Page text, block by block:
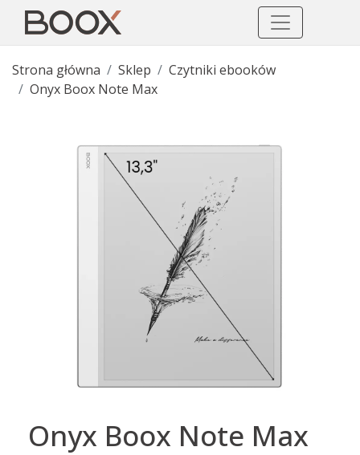
Strona główna Sklep
Czytniki ebooków
Onyx Boox Note Max
Onyx Boox Note Max